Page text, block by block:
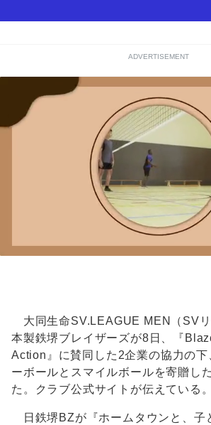
ADVERTISEMENT
大同生命SV.LEAGUE MEN（SVリ
本製鉄堺ブレイザーズが8日、『
Action』に賛同した2企業の協力の下
ーボールとスマイルボールを寄贈し
た。クラブ公式サイトが伝えている。
日鉄堺BZが『ホームタウンと、子